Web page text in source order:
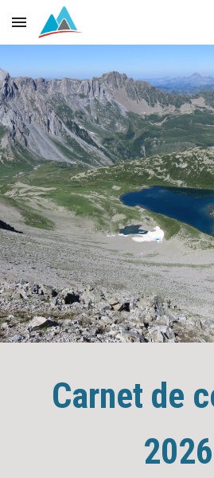
Skip to main content
Carnet de
2026